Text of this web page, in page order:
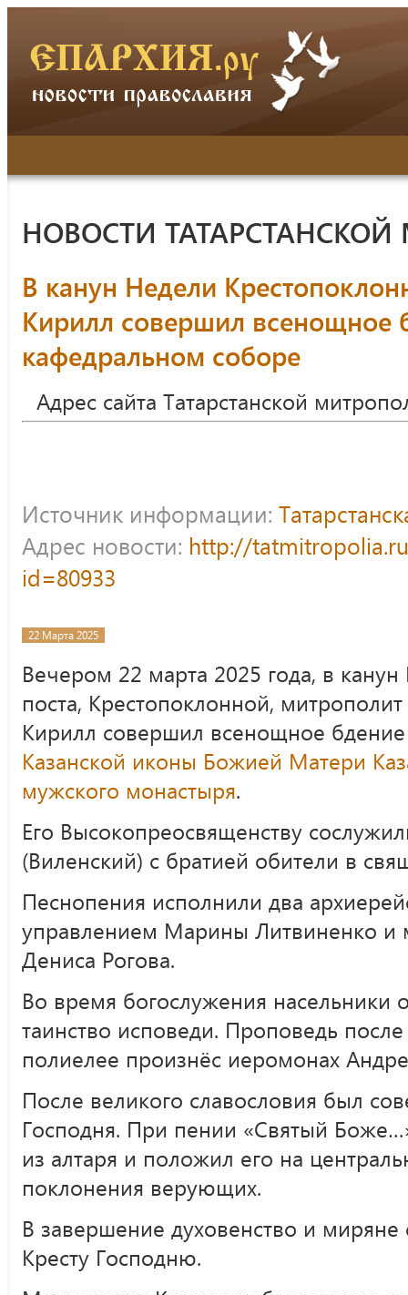
НОВОСТИ
В канун Недели
Кирилл совершил всенощное
кафедральном соборе
Адрес сайта Татарстанской
Источник информации:
Адрес новости: http://
id=80933
22 Марта 2025
Вечером 22 марта 2025 года, в
поста, Крестопоклонной,
Кирилл совершил всенощное
Казанской иконы Божией Матери
мужского монастыря.
Его Высокопреосвященству
(Виленский) с братией обители в
Песнопения исполнили два
управлением Марины Литвиненко и
Дениса Рогова.
Во время богослужения насельники
таинство исповеди. Проповедь
полиелее произнёс иеромонах
После великого славословия был
Господня. При пении «Святый
из алтаря и положил его на
поклонения верующих.
В завершение духовенство и
Кресту Господню.